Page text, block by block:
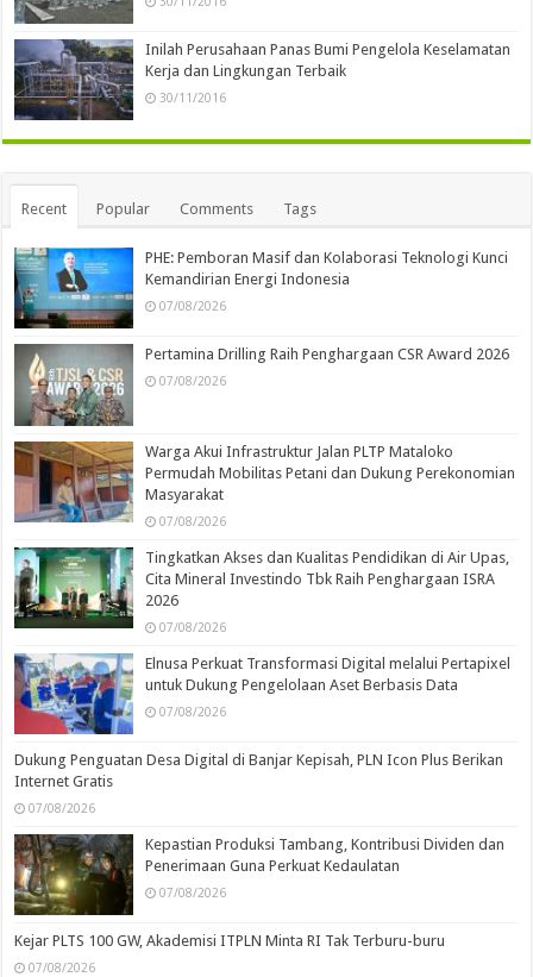
Inilah Perusahaan Panas Bumi Pengelola Keselamatan
Kerja dan Lingkungan Terbaik
30/11/2016
Recent Popular Comments Tags
PHE: Pemboran Masif dan Kolaborasi Teknologi Kunci
Kemandirian Energi Indonesia
07/08/2026
Pertamina Drilling Raih Penghargaan CSR Award 2026
07/08/2026
Warga Akui Infrastruktur Jalan PLTP Mataloko
Permudah Mobilitas Petani dan Dukung Perekonomian
Masyarakat
07/08/2026
Tingkatkan Akses dan Kualitas Pendidikan di Air Upas,
Cita Mineral Investindo Tbk Raih Penghargaan ISRA
2026
07/08/2026
Elnusa Perkuat Transformasi Digital melalui Pertapixel
untuk Dukung Pengelolaan Aset Berbasis Data
07/08/2026
Dukung Penguatan Desa Digital di Banjar Kepisah, PLN Icon Plus Berikan
Internet Gratis
07/08/2026
Kepastian Produksi Tambang, Kontribusi Dividen dan
Penerimaan Guna Perkuat Kedaulatan
07/08/2026
Kejar PLTS 100 GW, Akademisi ITPLN Minta RI Tak Terburu-buru
07/08/2026